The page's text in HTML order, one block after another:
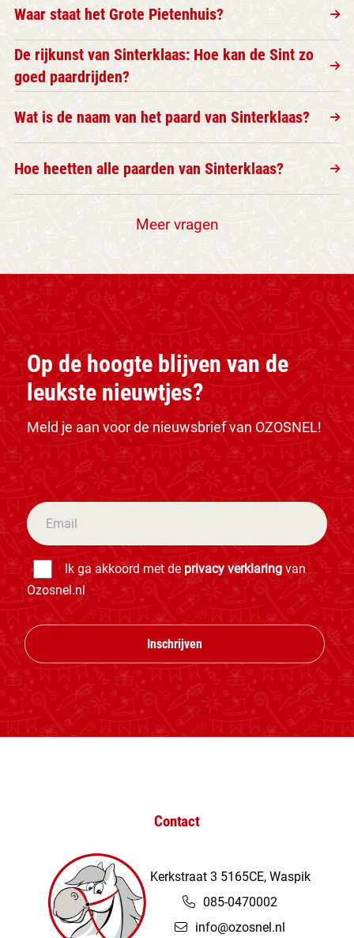
Waar staat het Grote Pietenhuis?
De rijkunst van Sinterklaas: Hoe kan de Sint zo
goed paardrijden?
Wat is de naam van het paard van Sinterklaas?
Hoe heetten alle paarden van Sinterklaas?
Meer vragen
Op de hoogte blijven van de
leukste nieuwtjes?
Meld je aan voor de nieuwsbrief van OZOSNEL!
Ik ga akkoord met de privacy verklaringvan
Ozosnel.nl
Inschrijven
Contact
Kerkstraat 3 5165CE, Waspik
085-0470002
info@ozosnel.nl